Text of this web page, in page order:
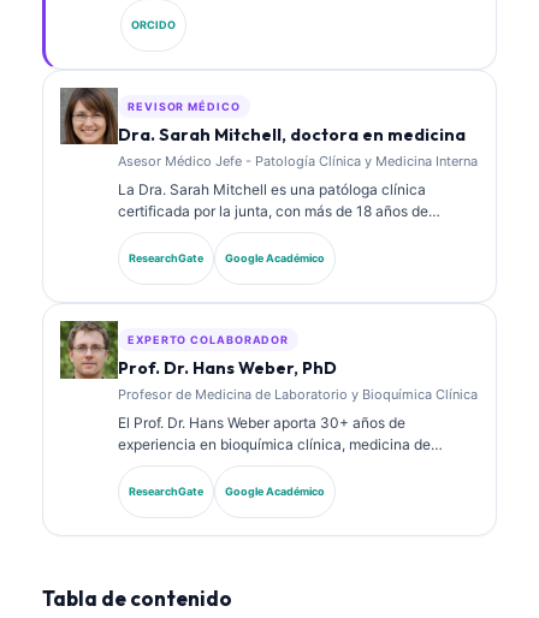
supervisión clínica sobre la exactitud médica de la
red neuronal propietaria. El Dr. Klein ha publicado
ampliamente sobre la interpretación de
biomarcadores y los diagnósticos de laboratorio en
temas de medicina de laboratorio.
ORCIDO
REVISOR MÉDICO
Dra. Sarah Mitchell, doctora en medicina
Asesor Médico Jefe - Patología Clínica y Medicina Interna
La Dra. Sarah Mitchell es una patóloga clínica
certificada por la junta, con más de 18 años de
experiencia en medicina de laboratorio y análisis
diagnósticos. Tiene certificaciones de especialidad
en química clínica y ha publicado extensamente
ResearchGate Google Académico
EXPERTO COLABORADOR
Prof. Dr. Hans Weber, PhD
Profesor de Medicina de Laboratorio y Bioquímica Clínica
El Prof. Dr. Hans Weber aporta 30+ años de
experiencia en bioquímica clínica, medicina de
laboratorio e investigación de biomarcadores. Ex
presidente de la Sociedad Alemana de Química
Clínica, se especializa en análisis de paneles
ResearchGate Google Académico
Tabla de contenido